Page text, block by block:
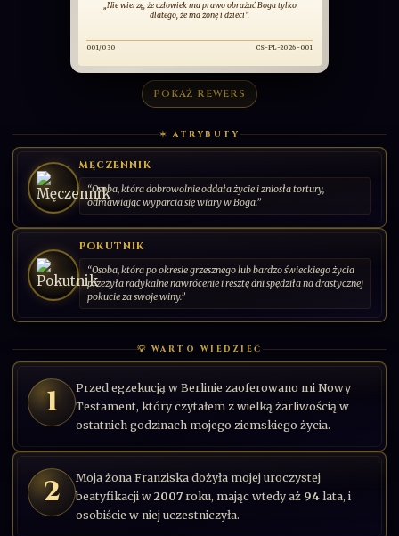
„Nie wierzę, że człowiek ma prawo obrażać Boga tylko
dlatego, że ma żonę i dzieci”.
001/030
COMMUNIO
SANCTORUM
OBCOWANIE ŚWIĘTYCH
SERIA: ŚWIĘCI PAŃSCY | 2026 | POLSKA
POKAŻ REWERS
✶ ATRYBUTY
MĘCZENNIK
“Osoba, która dobrowolnie oddała życie i zniosła tortury,
odmawiając wyparcia się wiary w Boga.”
POKUTNIK
“Osoba, która po okresie grzesznego lub bardzo świeckiego życia
przeżyła radykalne nawrócenie i resztę dni spędziła na drastycznej
pokucie za swoje winy.”
💡 WARTO WIEDZIEĆ
1
Przed egzekucją w Berlinie zaoferowano mi Nowy
Testament, który czytałem z wielką żarliwością w
ostatnich godzinach mojego ziemskiego życia.
2
Moja żona Franziska dożyła mojej uroczystej
beatyfikacji w 2007 roku, mając wtedy aż 94 lata, i
osobiście w niej uczestniczyła.